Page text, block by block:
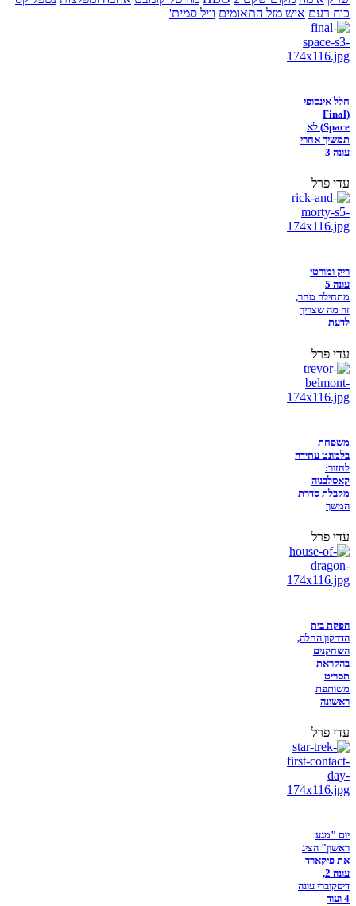
כוח רעם איש מזל התאומים וויל סמית'
חלל אינסופי
(Final
Space) לא
תמשיך אחרי
עונה 3
עדי פרל
ריק ומורטי
עונה 5
מתחילה מחר,
זה מה שצריך
לדעת
עדי פרל
משפחת
בלמונט עתידה
לחזור:
קאסלבניה
מקבלת סדרת
המשך
עדי פרל
הפקת בית
הדרקון החלה,
השחקנים
בהקראת
תסריט
משותפת
ראשונה
עדי פרל
יום "מגע
ראשון" הציג
את פיקארד
עונה 2,
דיסקוברי עונה
4 ועוד